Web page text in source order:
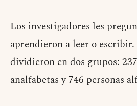
Los investigadores les
aprendieron a leer o escribir.
dividieron en dos grupos:
analfabetas y 746 personas